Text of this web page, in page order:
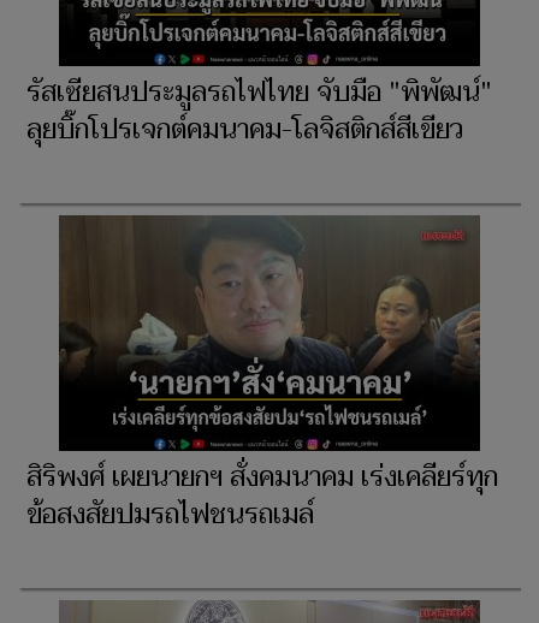
รัสเซียสนประมูลรถไฟไทย จับมือ "พิพัฒน์"
ลุยบิ๊กโปรเจกต์คมนาคม-โลจิสติกส์สีเขียว
สิริพงศ์ เผยนายกฯ สั่งคมนาคม เร่งเคลียร์ทุก
ข้อสงสัยปมรถไฟชนรถเมล์